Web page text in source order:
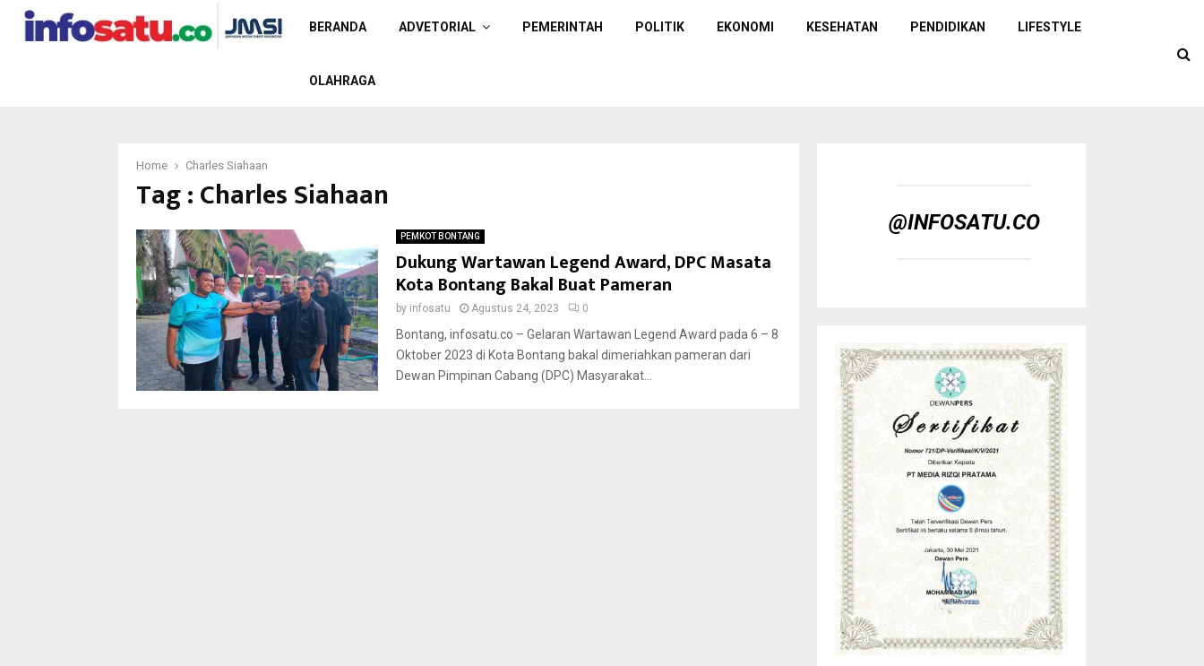
BERANDA ADVETORIAL PEMERINTAH POLITIK EKONOMI KESEHATAN PENDIDIKAN LIFESTYLE
OLAHRAGA
Home Charles Siahaan
Tag : Charles Siahaan
PEMKOT BONTANG
Dukung Wartawan Legend Award, DPC Masata
Kota Bontang Bakal Buat Pameran
by infosatu Agustus 24, 2023 0
Bontang, infosatu.co – Gelaran Wartawan Legend Award pada 6 – 8
Oktober 2023 di Kota Bontang bakal dimeriahkan pameran dari
Dewan Pimpinan Cabang (DPC) Masyarakat...
@INFOSATU.CO